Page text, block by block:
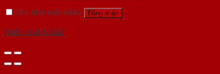
Ghi nhớ mật khẩu
Đăng nhập
Quên mật khẩu?